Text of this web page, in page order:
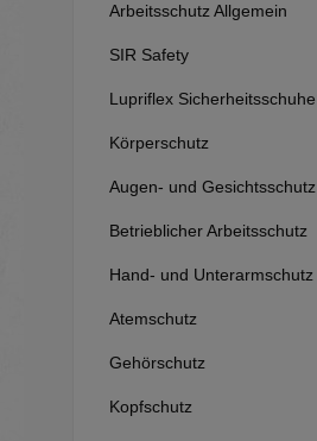
Arbeitsschutz Allgemein
SIR Safety
Lupriflex Sicherheitsschuhe
Körperschutz
Augen- und Gesichtsschutz
Betrieblicher Arbeitsschutz
Hand- und Unterarmschutz
Atemschutz
Gehörschutz
Kopfschutz